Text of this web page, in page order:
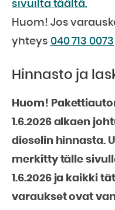
sivuilta täältä.
Huom! Jos
yhteys 040 713 0073
Hinnasto ja
Huom!
1.6.2026 alkaen
dieselin hinnasta.
merkitty tälle
1.6.2026 ja kaikki
varaukset ovat